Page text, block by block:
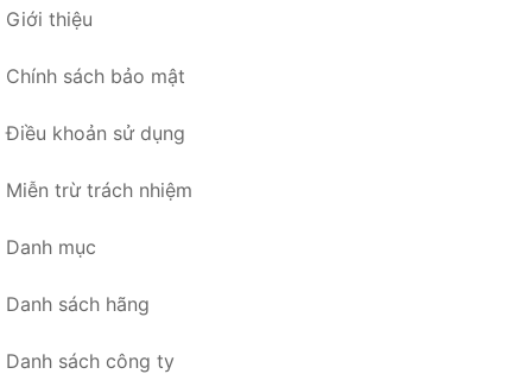
Giới thiệu
Chính sách bảo mật
Điều khoản sử dụng
Miễn trừ trách nhiệm
Danh mục
Danh sách hãng
Danh sách công ty